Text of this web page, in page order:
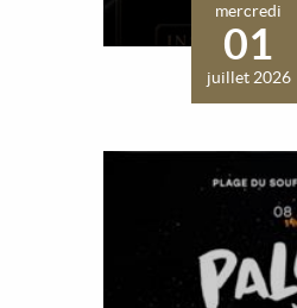
mercredi
01
juillet 2026